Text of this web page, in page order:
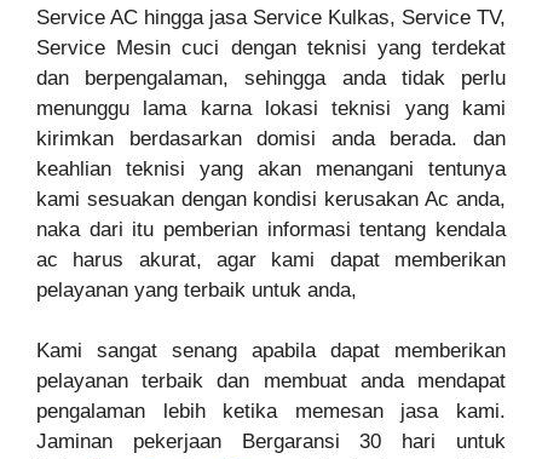
Service AC hingga jasa Service Kulkas, Service TV,
Service Mesin cuci dengan teknisi yang terdekat
dan berpengalaman, sehingga anda tidak perlu
menunggu lama karna lokasi teknisi yang kami
kirimkan berdasarkan domisi anda berada. dan
keahlian teknisi yang akan menangani tentunya
kami sesuakan dengan kondisi kerusakan Ac anda,
naka dari itu pemberian informasi tentang kendala
ac harus akurat, agar kami dapat memberikan
pelayanan yang terbaik untuk anda,
Kami sangat senang apabila dapat memberikan
pelayanan terbaik dan membuat anda mendapat
pengalaman lebih ketika memesan jasa kami.
Jaminan pekerjaan Bergaransi 30 hari untuk